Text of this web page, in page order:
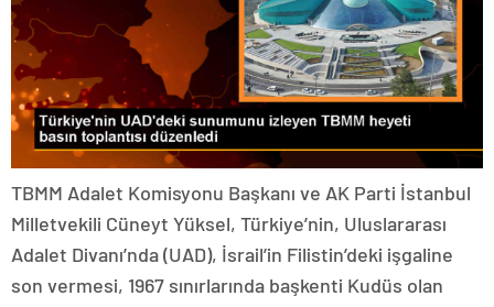
TBMM Adalet Komisyonu Başkanı ve AK Parti İstanbul
Milletvekili Cüneyt Yüksel, Türkiye’nin, Uluslararası
Adalet Divanı’nda (UAD), İsrail’in Filistin’deki işgaline
son vermesi, 1967 sınırlarında başkenti Kudüs olan